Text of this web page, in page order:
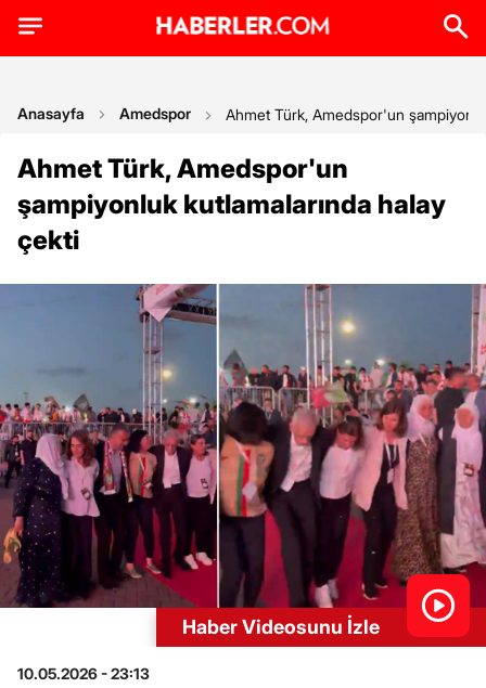
Anasayfa Amedspor Ahmet Türk, Amedspor'un
Ahmet Türk, Amedspor'un
şampiyonluk kutlamalarında halay
çekti
Haber Videosunu İzle
10.05.2026 - 23:13